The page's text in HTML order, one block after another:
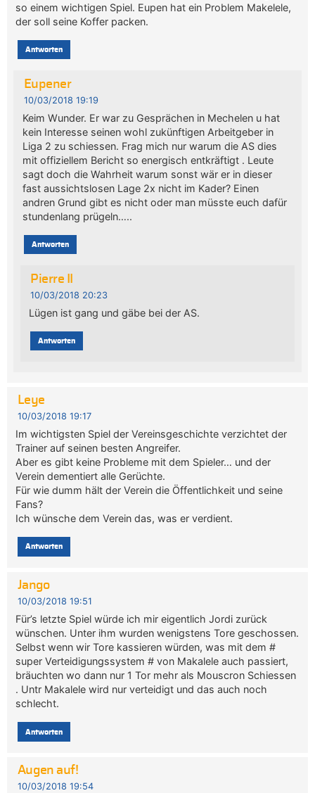
so einem wichtigen Spiel. Eupen hat ein Problem Makelele,
der soll seine Koffer packen.
Antworten
Eupener
10/03/2018 19:19
Keim Wunder. Er war zu Gesprächen in Mechelen u hat
kein Interesse seinen wohl zukünftigen Arbeitgeber in
Liga 2 zu schiessen. Frag mich nur warum die AS dies
mit offiziellem Bericht so energisch entkräftigt . Leute
sagt doch die Wahrheit warum sonst wär er in dieser
fast aussichtslosen Lage 2x nicht im Kader? Einen
andren Grund gibt es nicht oder man müsste euch dafür
stundenlang prügeln…..
Antworten
Pierre II
10/03/2018 20:23
Lügen ist gang und gäbe bei der AS.
Antworten
Leye
10/03/2018 19:17
Im wichtigsten Spiel der Vereinsgeschichte verzichtet der
Trainer auf seinen besten Angreifer.
Aber es gibt keine Probleme mit dem Spieler… und der
Verein dementiert alle Gerüchte.
Für wie dumm hält der Verein die Öffentlichkeit und seine
Fans?
Ich wünsche dem Verein das, was er verdient.
Antworten
Jango
10/03/2018 19:51
Für’s letzte Spiel würde ich mir eigentlich Jordi zurück
wünschen. Unter ihm wurden wenigstens Tore geschossen.
Selbst wenn wir Tore kassieren würden, was mit dem #
super Verteidigungssystem # von Makalele auch passiert,
bräuchten wo dann nur 1 Tor mehr als Mouscron Schiessen
. Untr Makalele wird nur verteidigt und das auch noch
schlecht.
Antworten
Augen auf!
10/03/2018 19:54